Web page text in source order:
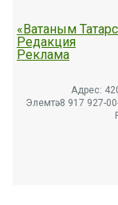
«Ватаным
Редакция
Реклама
Адрес:
Элемтә: 8 917 927-